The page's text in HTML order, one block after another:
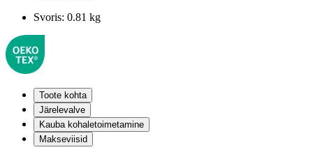
Svoris: 0.81 kg
Toote kohta
Järelevalve
Kauba kohaletoimetamine
Makseviisid